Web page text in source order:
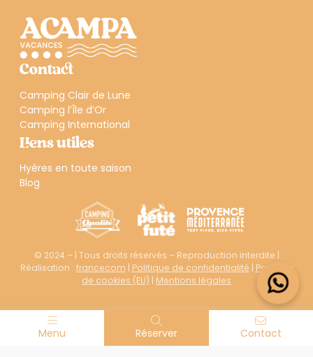
Contact
Camping Clair de Lune
Camping l’Île d’Or
Camping International
Liens utiles
Hyères en toute saison
Blog
© 2024 – | Tous droits réservés – Reproduction interdite |
Réalisation : francecom | Politique de confidentialité | Politique
de cookies (EU) | Mentions légales
Menu Réserver Contact